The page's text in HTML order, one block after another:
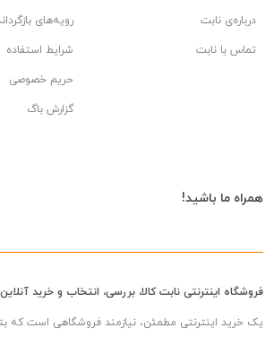
درباره‌ی نابت
تماس با نابت
رویه‌های
شرایط استفاده
حریم خصوصی
گزارش باگ
همراه ما باشید!
فروشگاه اینترنتی نابت کالا، بررسی، انتخاب و خرید آنلاین
یک خرید اینترنتی مطمئن، نیازمند فروشگاهی است که